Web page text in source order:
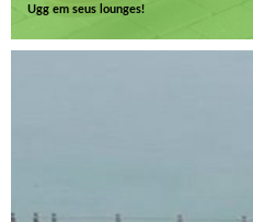
Ugg em seus lounges!